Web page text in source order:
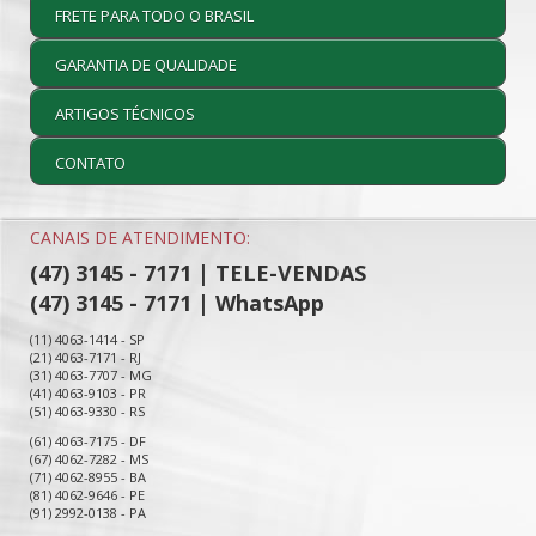
FRETE PARA TODO O BRASIL
GARANTIA DE QUALIDADE
ARTIGOS TÉCNICOS
CONTATO
CANAIS DE ATENDIMENTO:
(47) 3145 - 7171 | TELE-VENDAS
(47) 3145 - 7171 | WhatsApp
(11) 4063-1414 - SP
(21) 4063-7171 - RJ
(31) 4063-7707 - MG
(41) 4063-9103 - PR
(51) 4063-9330 - RS
(61) 4063-7175 - DF
(67) 4062-7282 - MS
(71) 4062-8955 - BA
(81) 4062-9646 - PE
(91) 2992-0138 - PA